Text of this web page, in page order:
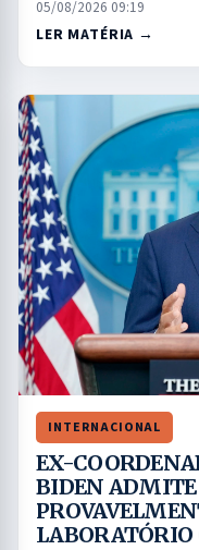
05/08/2026 09:19
LER MATÉRIA →
INTERNACIONAL
EX-
BIDEN ADMITE
LABORATÓRIO